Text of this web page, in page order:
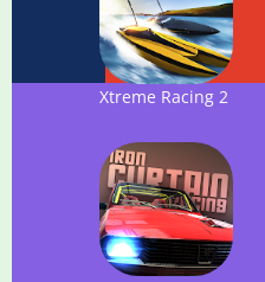
Xtreme Racing 2 -